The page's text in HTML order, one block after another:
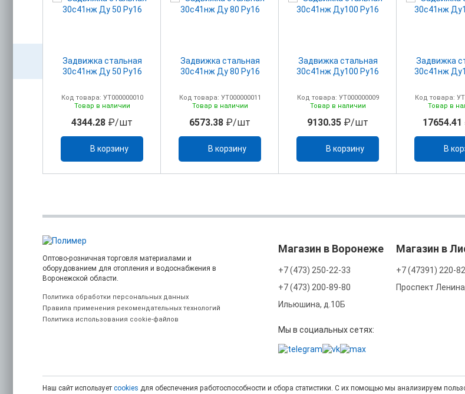
Задвижка стальная
30с41нж Ду 50 Ру16
Код товара: УТ000000010
Товар в наличии
4344.28 ₽/шт
В корзину
Задвижка стальная
30с41нж Ду 80 Ру16
Код товара: УТ000000011
Товар в наличии
6573.38 ₽/шт
В корзину
Задвижка стальная
30с41нж Ду100 Ру16
Код товара: УТ000000009
Товар в наличии
9130.35 ₽/шт
В корзину
Задвижка
30с41нж
Код товара:
Товар в
17654.41
В
Оптово-розничная торговля материалами и
оборудованием для отопления и водоснабжения в
Воронежской области.
Политика обработки персональных данных
Правила применения рекомендательных технологий
Политика использования cookie-файлов
Магазин в Воронеже
+7 (473) 250-22-33
+7 (473) 200-89-80
Ильюшина, д.10Б
Мы в социальных сетях:
Магазин в
+7 (47391) 220-82
Проспект
Наш сайт использует cookies для обеспечения работоспособности и сбора статистики. С их помощью мы анализируем